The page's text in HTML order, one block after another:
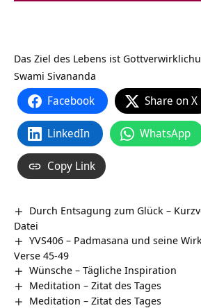
Das Ziel des Lebens ist
Swami Sivananda
Facebook Share on X
LinkedIn WhatsApp
Copy Link
Durch Entsagung zum Glück –
Datei
YVS406 – Padmasana und seine
Verse 45-49
Wünsche – Tägliche Inspiration
Meditation – Zitat des Tages
Meditation – Zitat des Tages